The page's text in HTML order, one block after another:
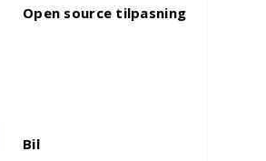
Open source tilpasning
Bil